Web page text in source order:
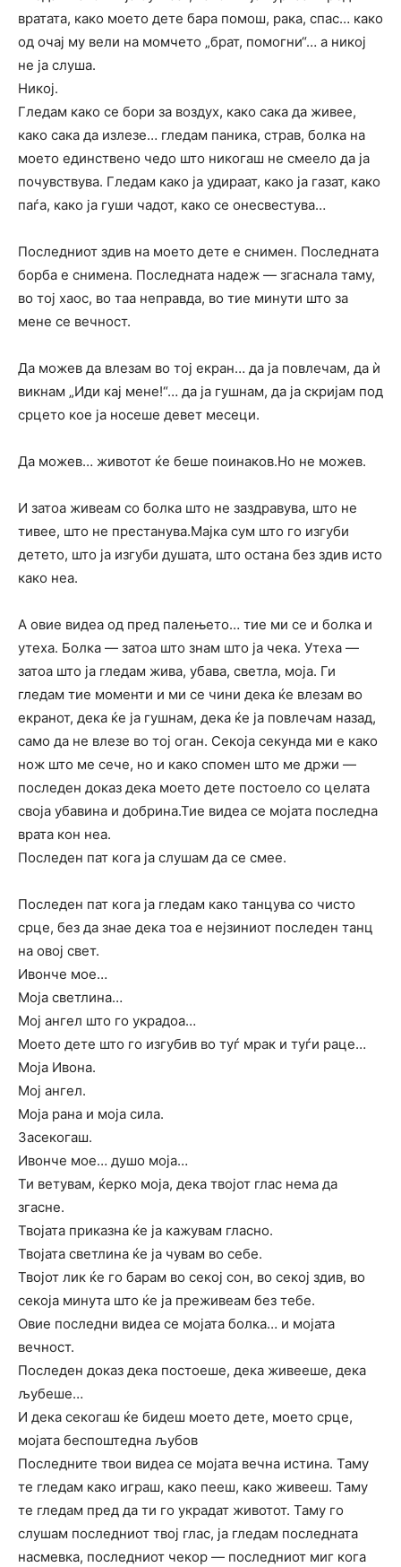
вратата, како моето дете бара помош, рака, спас… како
од очај му вели на момчето „брат, помогни“… а никој
не ја слуша.
Никој.
Гледам како се бори за воздух, како сака да живее,
како сака да излезе… гледам паника, страв, болка на
моето единствено чедо што никогаш не смеело да ја
почувствува. Гледам како ја удираат, како ја газат, како
паѓа, како ја гуши чадот, како се онесвестува…
Последниот здив на моето дете е снимен. Последната
борба е снимена. Последната надеж — згаснала таму,
во тој хаос, во таа неправда, во тие минути што за
мене се вечност.
Да можев да влезам во тој екран… да ја повлечам, да ѝ
викнам „Иди кај мене!“… да ја гушнам, да ја скријам под
срцето кое ја носеше девет месеци.
Да можев… животот ќе беше поинаков.Но не можев.
И затоа живеам со болка што не заздравува, што не
тивее, што не престанува.Мајка сум што го изгуби
детето, што ја изгуби душата, што остана без здив исто
како неа.
А овие видеа од пред палењето… тие ми се и болка и
утеха. Болка — затоа што знам што ја чека. Утеха —
затоа што ја гледам жива, убава, светла, моја. Ги
гледам тие моменти и ми се чини дека ќе влезам во
екранот, дека ќе ја гушнам, дека ќе ја повлечам назад,
само да не влезе во тој оган. Секоја секунда ми е како
нож што ме сече, но и како спомен што ме држи —
последен доказ дека моето дете постоело со целата
своја убавина и добрина.Тие видеа се мојата последна
врата кон неа.
Последен пат кога ја слушам да се смее.
Последен пат кога ја гледам како танцува со чисто
срце, без да знае дека тоа е нејзиниот последен танц
на овој свет.
Ивонче мое…
Моја светлина…
Мој ангел што го украдоа…
Моето дете што го изгубив во туѓ мрак и туѓи раце…
Моја Ивона.
Мој ангел.
Моја рана и моја сила.
Засекогаш.
Ивонче мое… душо моја…
Ти ветувам, ќерко моја, дека твојот глас нема да
згасне.
Твојата приказна ќе ја кажувам гласно.
Твојата светлина ќе ја чувам во себе.
Твојот лик ќе го барам во секој сон, во секој здив, во
секоја минута што ќе ја преживеам без тебе.
Овие последни видеа се мојата болка… и мојата
вечност.
Последен доказ дека постоеше, дека живееше, дека
љубеше…
И дека секогаш ќе бидеш моето дете, моето срце,
мојата беспоштедна љубов
Последните твои видеа се мојата вечна истина. Таму
те гледам како играш, како пееш, како живееш. Таму
те гледам пред да ти го украдат животот. Таму го
слушам последниот твој глас, ја гледам последната
насмевка, последниот чекор — последниот миг кога